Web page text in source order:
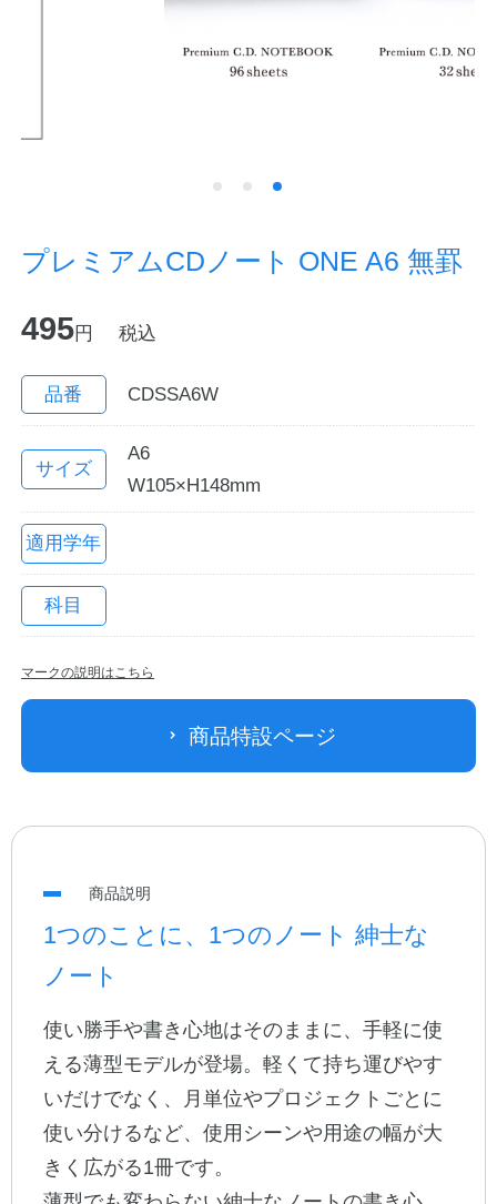
ノートの豆知識
探求・自主学習のすすめ
企業情報
お問い合わせ
English
教職員の皆さまへ
公式アカウント
日本ノート
プレミアムCDノート ONE A6 無罫
495円 税込
品番 CDSSA6W
サイズ
A6
W105×H148mm
適用学年
科目
マークの説明はこちら
商品特設ページ
商品説明
1つのことに、1つのノート 紳士な
ノート
使い勝手や書き心地はそのままに、手軽に使
える薄型モデルが登場。軽くて持ち運びやす
いだけでなく、月単位やプロジェクトごとに
使い分けるなど、使用シーンや用途の幅が大
きく広がる1冊です。